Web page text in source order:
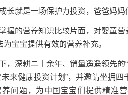
就是一场保护力投资，爸爸妈妈
的营养知识比较片面，对婴童营
为宝宝提供有效的营养补充。
深耕二十余年、销量遥遥领先的“
未来健康投资计划”，并邀请坐拥
问题，为中国宝宝们提供精准